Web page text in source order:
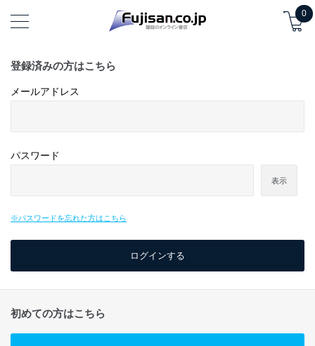
0
登録済みの方はこちら
メールアドレス
パスワード
表示
※パスワードを忘れた方はこちら
初めての方はこちら